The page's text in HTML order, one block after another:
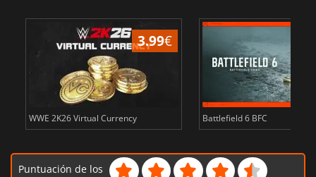
3.99€
WWE 2K26 Virtual Currency Battlefield 6 BFC
Puntuación de los